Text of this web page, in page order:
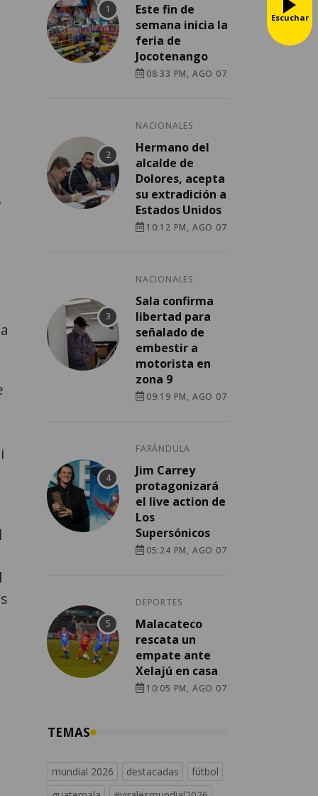
Este fin de
semana inicia la
feria de
Jocotenango
08:33 PM, AGO 07
NACIONALES
Hermano del
alcalde de
Dolores, acepta
su extradición a
Estados Unidos
10:12 PM, AGO 07
NACIONALES
Sala confirma
libertad para
señalado de
embestir a
motorista en
zona 9
09:19 PM, AGO 07
FARÁNDULA
Jim Carrey
protagonizará
el live action de
Los
Supersónicos
05:24 PM, AGO 07
DEPORTES
Malacateco
rescata un
empate ante
Xelajú en casa
10:05 PM, AGO 07
TEMAS
mundial 2026 destacadas
fútbol
Escuchar